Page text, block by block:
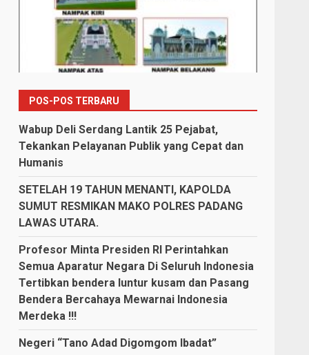
POS-POS TERBARU
Wabup Deli Serdang Lantik 25 Pejabat,
Tekankan Pelayanan Publik yang Cepat dan
Humanis
SETELAH 19 TAHUN MENANTI, KAPOLDA
SUMUT RESMIKAN MAKO POLRES PADANG
LAWAS UTARA.
Profesor Minta Presiden RI Perintahkan
Semua Aparatur Negara Di Seluruh Indonesia
Tertibkan bendera luntur kusam dan Pasang
Bendera Bercahaya Mewarnai Indonesia
Merdeka !!!
Negeri “Tano Adad Digomgom Ibadat”